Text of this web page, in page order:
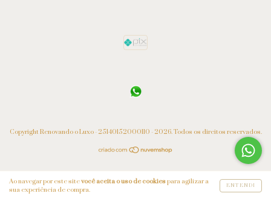
Ao navegar por este sitevocê aceita o uso de cookiespara agilizar a
sua experiência de compra.
ENTENDI
Copyright Renovando o Luxo - 25140152000110 - 2026. Todos os direitos reservados.